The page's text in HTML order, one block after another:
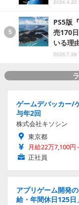
2024.4.22
PS5版
売170
いる理
2026.7.28
ゲームデバッカー/
与年2回
株式会社キソシン
東京都
月給22万7,100円
正社員
アプリゲーム開発
給・年間休日125